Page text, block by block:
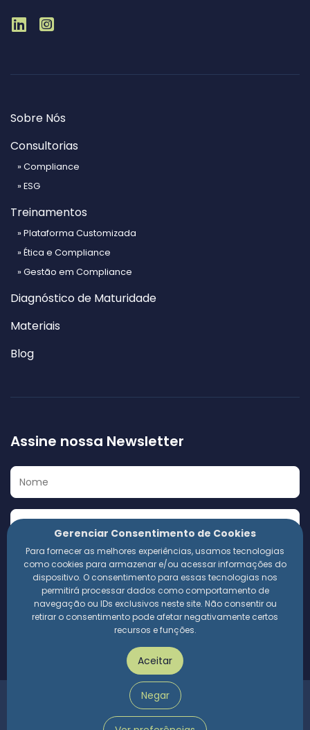
Sobre Nós
Consultorias
» Compliance
» ESG
Treinamentos
» Plataforma Customizada
» Ética e Compliance
» Gestão em Compliance
Diagnóstico de Maturidade
Materiais
Blog
Assine nossa Newsletter
Eu concordo em receber a Newsletter e outros materiais
informativos da 360 Compliance. Estou ciente de que
meus dados pessoais serão utilizados conforme a
Política de Privacidadeda empresa.
360 Compliance | 2024 © Todos os direitos reservados.
Política de privacidade
Gerenciar Consentimento de Cookies
Para fornecer as melhores experiências, usamos tecnologias
como cookies para armazenar e/ou acessar informações do
dispositivo. O consentimento para essas tecnologias nos
permitirá processar dados como comportamento de
navegação ou IDs exclusivos neste site. Não consentir ou
retirar o consentimento pode afetar negativamente certos
recursos e funções.
Aceitar
Negar